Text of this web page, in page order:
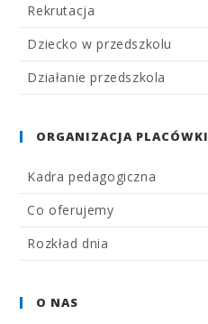
Rekrutacja
Dziecko w przedszkolu
Działanie przedszkola
ORGANIZACJA PLACÓWKI
Kadra pedagogiczna
Co oferujemy
Rozkład dnia
O NAS